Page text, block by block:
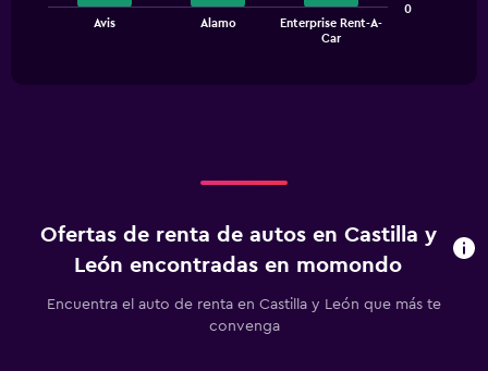
The
The
chart
Avis Alamo
Enterprise Rent-A-
Car
0
Ofertas de renta de autos en Castilla y
León encontradas en momondo
Encuentra el auto de renta en Castilla y León que más te
convenga